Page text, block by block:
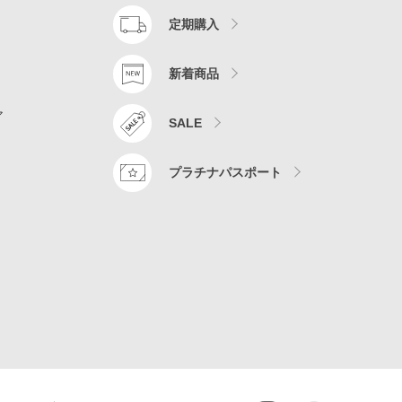
定期購入
新着商品
SALE
プラチナパスポート